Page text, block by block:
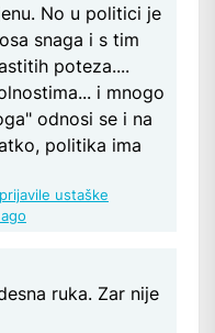
No u politici je
snaga i s tim
poteza....
i mnogo
odnosi se i na
politika ima
ustaške
ruka. Zar nije